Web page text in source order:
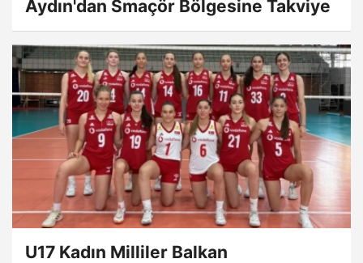
Aydın'dan Smaçör Bölgesine Takviye
U17 Kadın Milliler Balkan